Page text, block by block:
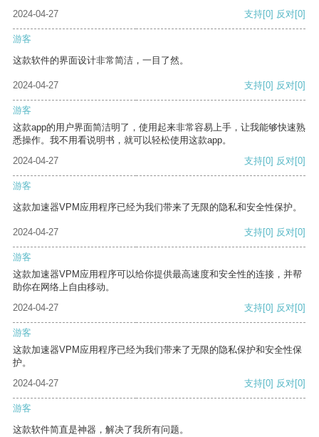
2024-04-27
支持[0] 反对[0]
游客
这款软件的界面设计非常简洁，一目了然。
2024-04-27 支持[0] 反对[0]
游客
这款app的用户界面简洁明了，使用起来非常容易上手，让我能够快速熟
悉操作。我不用看说明书，就可以轻松使用这款app。
2024-04-27
支持[0] 反对[0]
游客
这款加速器VPM应用程序已经为我们带来了无限的隐私和安全性保护。
2024-04-27 支持[0] 反对[0]
游客
这款加速器VPM应用程序可以给你提供最高速度和安全性的连接，并帮
助你在网络上自由移动。
2024-04-27
支持[0] 反对[0]
游客
这款加速器VPM应用程序已经为我们带来了无限的隐私保护和安全性保
护。
2024-04-27
支持[0] 反对[0]
游客
这款软件简直是神器，解决了我所有问题。